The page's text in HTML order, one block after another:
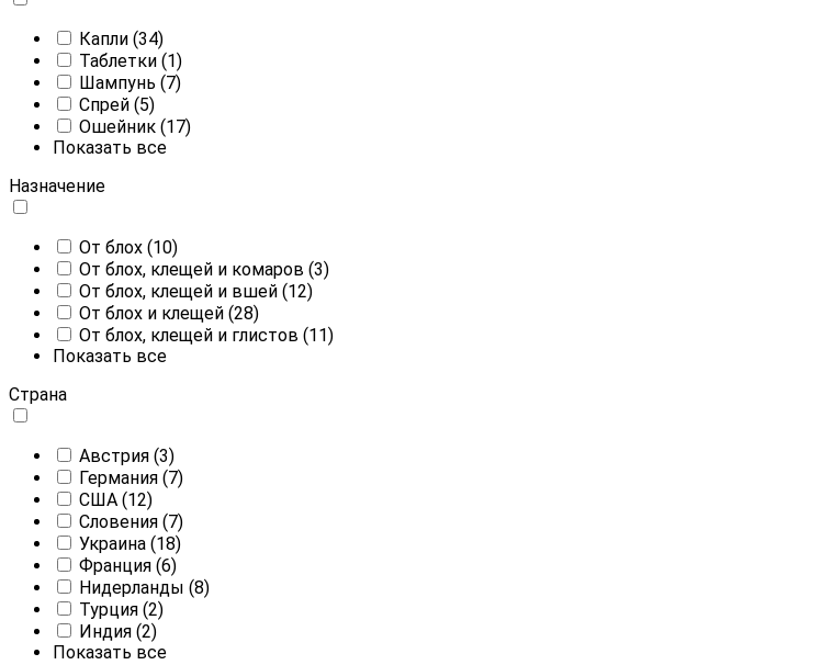
Капли (34)
Таблетки (1)
Шампунь (7)
Спрей (5)
Ошейник (17)
Показать все
Назначение
От блох (10)
От блох, клещей и комаров (3)
От блох, клещей и вшей (12)
От блох и клещей (28)
От блох, клещей и глистов (11)
Показать все
Страна
Австрия (3)
Германия (7)
CША (12)
Словения (7)
Украина (18)
Франция (6)
Нидерланды (8)
Турция (2)
Индия (2)
Показать все